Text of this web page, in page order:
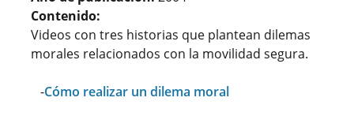
Contenido:
Videos con tres historias que plantean dilemas
morales relacionados con la movilidad segura.
-Cómo realizar un dilema moral